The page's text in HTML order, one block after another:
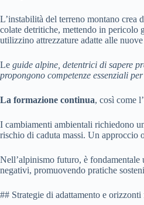
L’instabilità del terreno montano
colate detritiche, mettendo in pericolo
utilizzino attrezzature adatte alle
Le guide alpine , detentrici di sapere
propongono competenze essenziali
La formazione continua, così come l’
I cambiamenti ambientali richiedono
rischio di caduta massi. Un approccio
Nell’alpinismo futuro, è fondamentale
negativi, promuovendo pratiche
## Strategie di adattamento e orizzonti